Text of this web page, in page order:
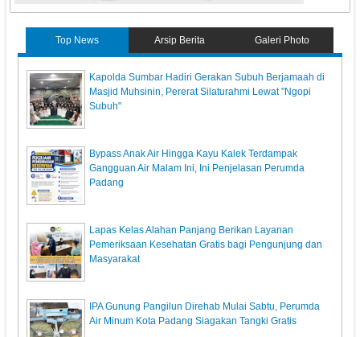
Top News Arsip Berita Galeri Photo
Kapolda Sumbar Hadiri Gerakan Subuh Berjamaah di
Masjid Muhsinin, Pererat Silaturahmi Lewat "Ngopi
Subuh"
Bypass Anak Air Hingga Kayu Kalek Terdampak
Gangguan Air Malam Ini, Ini Penjelasan Perumda
Padang
Lapas Kelas Alahan Panjang Berikan Layanan
Pemeriksaan Kesehatan Gratis bagi Pengunjung dan
Masyarakat
IPA Gunung Pangilun Direhab Mulai Sabtu, Perumda
Air Minum Kota Padang Siagakan Tangki Gratis